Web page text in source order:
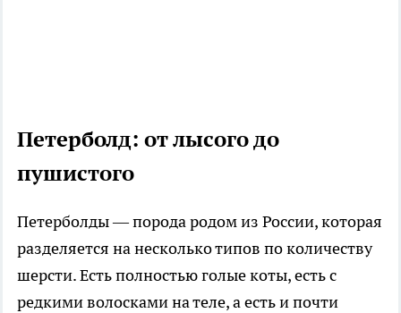
Петерболд: от лысого до
пушистого
Петерболды — порода родом из России, которая
разделяется на несколько типов по количеству
шерсти. Есть полностью голые коты, есть с
редкими волосками на теле, а есть и почти